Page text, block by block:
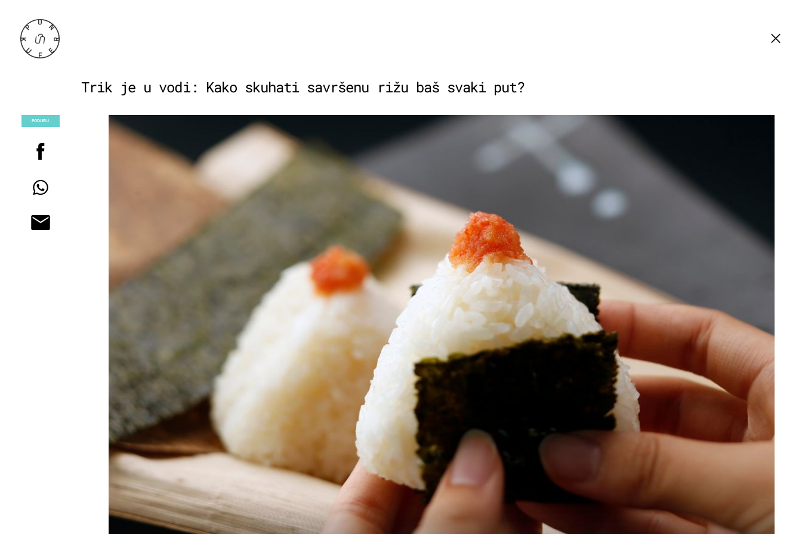
Trik je u vodi: Kako skuhati savršenu rižu baš svaki put?
PODIJELI
POGLEDAJ
TONKA, RECI KOLAČ
Zamjena za vaniliju: Začin koji
obožavamo u kolačima, makar je u nekim
dijelovima svijeta strogo zabranjen
+5
NEMA JAJA, NEMA PROBLEMA
10 najboljih zamjena za jaja: Trikovi
koje koriste i vegani i slastičari
NEODOLJIVO SOČNO
Kada dodajete luk? Pet savjeta za
savršeni gulaš koji ćete rado
reprizirati